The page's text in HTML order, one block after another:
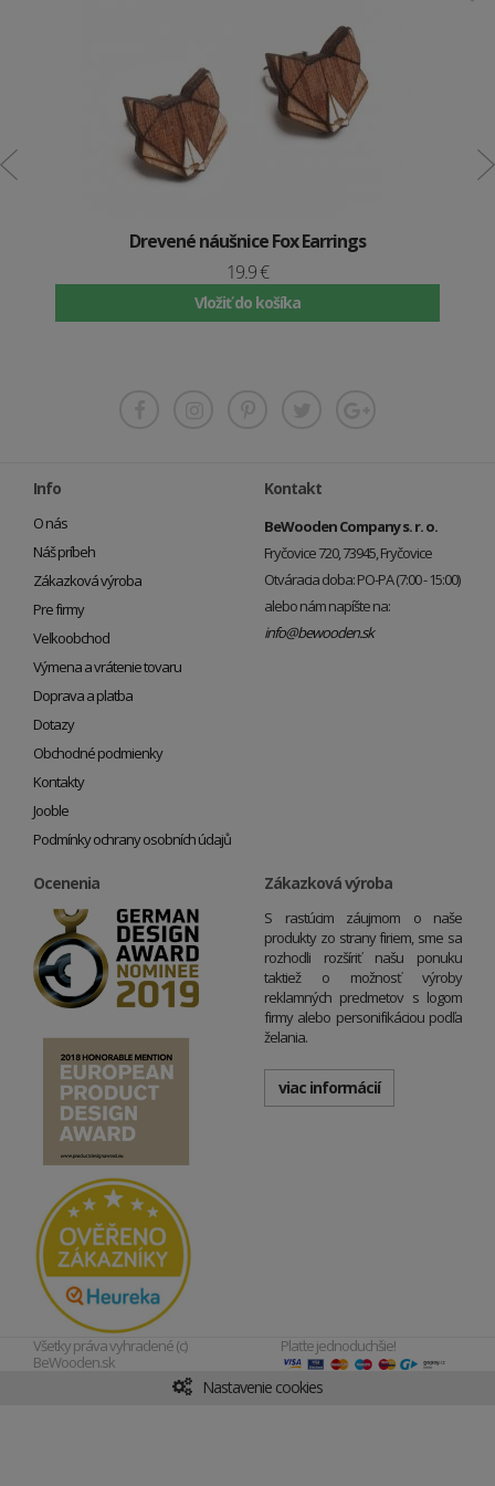
Drevené náušnice Fox Earrings
19.9 €
Vložiť do košíka
Info
O nás
Náš príbeh
Zákazková výroba
Pre firmy
Veľkoobchod
Výmena a vrátenie tovaru
Doprava a platba
Dotazy
Obchodné podmienky
Kontakty
Jooble
Podmínky ochrany osobních údajů
Kontakt
BeWooden Company s. r. o.
Fryčovice 720, 73945, Fryčovice
Otváracia doba: PO-PA (7:00 - 15:00)
alebo nám napíšte na:
info@bewooden.sk
Ocenenia Zákazková výroba
S rastúcim záujmom o naše
produkty zo strany firiem, sme sa
rozhodli rozšíriť našu ponuku
taktiež o možnosť výroby
reklamných predmetov s logom
firmy alebo personifikáciou podľa
želania.
viac informácií
Všetky práva vyhradené (c)
BeWooden.sk
Plaťte jednoduchšie!
Nastavenie cookies